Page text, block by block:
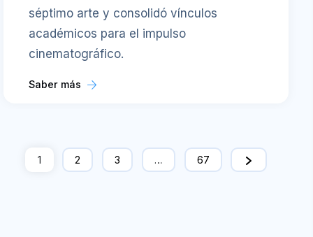
séptimo arte y consolidó vínculos
académicos para el impulso
cinematográfico.
Saber más
1 2 3 … 67